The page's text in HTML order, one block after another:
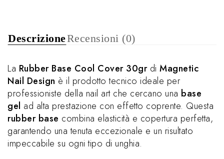
DescrizioneRecensioni (0)
La Rubber Base Cool Cover 30grdi Magnetic
Nail Design è il prodotto tecnico ideale per
professioniste della nail art che cercano una base
gel ad alta prestazione con effetto coprente. Questa
rubber base combina elasticità e copertura perfetta,
garantendo una tenuta eccezionale e un risultato
impeccabile su ogni tipo di unghia.